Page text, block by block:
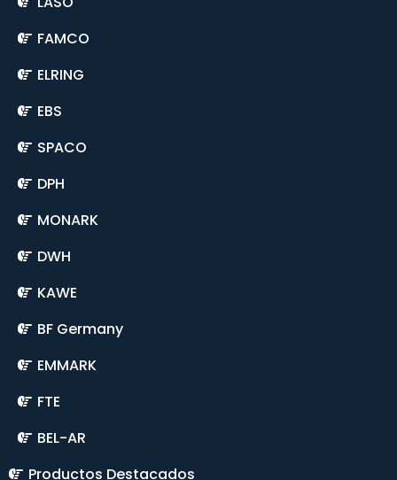
FAMCO
ELRING
EBS
SPACO
DPH
MONARK
DWH
KAWE
BF Germany
EMMARK
FTE
BEL-AR
Productos Destacados